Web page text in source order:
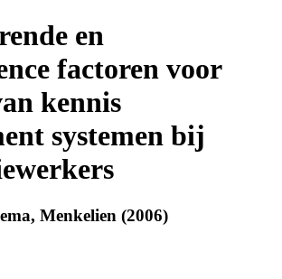
en
factoren voor
kennis
systemen bij
Menkelien (2006)